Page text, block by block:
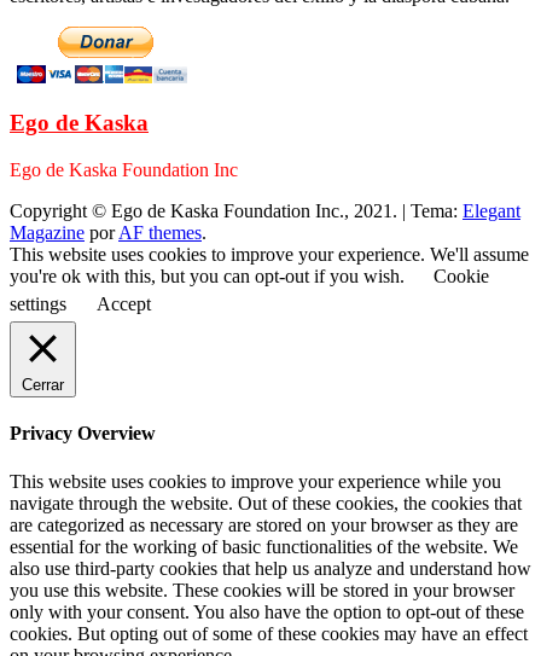
Ego de Kaska
Ego de Kaska Foundation Inc
Copyright © Ego de Kaska Foundation Inc., 2021. | Tema: Elegant
Magazine porAF themes.
This website uses cookies to improve your experience. We'll assume
you're ok with this, but you can opt-out if you wish.
Cookie
settings
Accept
Cerrar
Privacy Overview
This website uses cookies to improve your experience while you
navigate through the website. Out of these cookies, the cookies that
are categorized as necessary are stored on your browser as they are
essential for the working of basic functionalities of the website. We
also use third-party cookies that help us analyze and understand how
you use this website. These cookies will be stored in your browser
only with your consent. You also have the option to opt-out of these
cookies. But opting out of some of these cookies may have an effect